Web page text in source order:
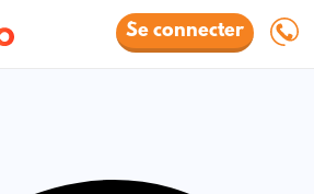
Se connecter